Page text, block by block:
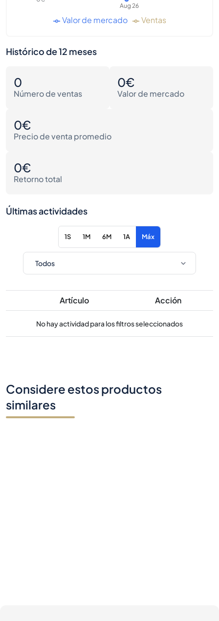
Aug 26
Valor de mercado Ventas
Histórico de 12 meses
0
Número de ventas
0€
Valor de mercado
0€
Precio de venta promedio
0€
Retorno total
Últimas actividades
1S 1M 6M 1A Máx
Artículo Acción
No hay actividad para los filtros seleccionados
Considere estos productos
similares